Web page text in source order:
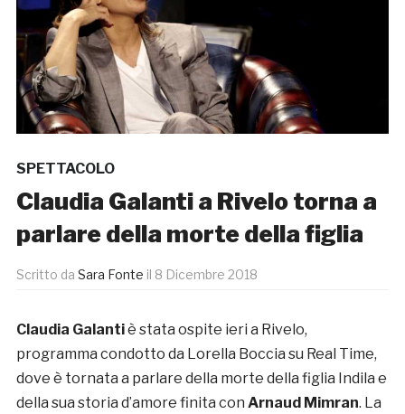
SPETTACOLO
Claudia Galanti a Rivelo torna a
parlare della morte della figlia
Scritto da Sara Fonte il 8 Dicembre 2018
Claudia Galantiè stata ospite ieri a Rivelo,
programma condotto da Lorella Boccia su Real Time,
dove è tornata a parlare della morte della figlia Indila e
della sua storia d’amore finita con Arnaud Mimran. La